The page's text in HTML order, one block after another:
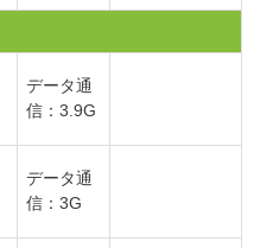
データ通
信：3.9G
データ通
信：3G